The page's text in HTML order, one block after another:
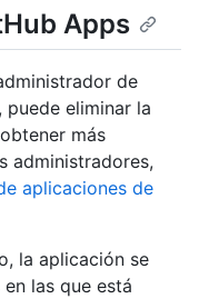
Apps
de
eliminar la
más
administradores,
aplicaciones de
la aplicación se
las que está